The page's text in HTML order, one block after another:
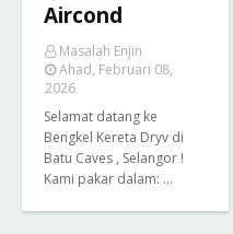
Aircond
Masalah Enjin
Ahad, Februari 08,
2026
Selamat datang ke
Bengkel Kereta Dryv di
Batu Caves , Selangor !
Kami pakar dalam: …